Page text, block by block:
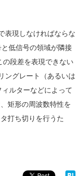
表現しなければならな
低信号の領域が隣接
の段差を表現できない
ングレート（あるいは
ルターなどによって
矩形の周波数特性を
打ち切りを行うた